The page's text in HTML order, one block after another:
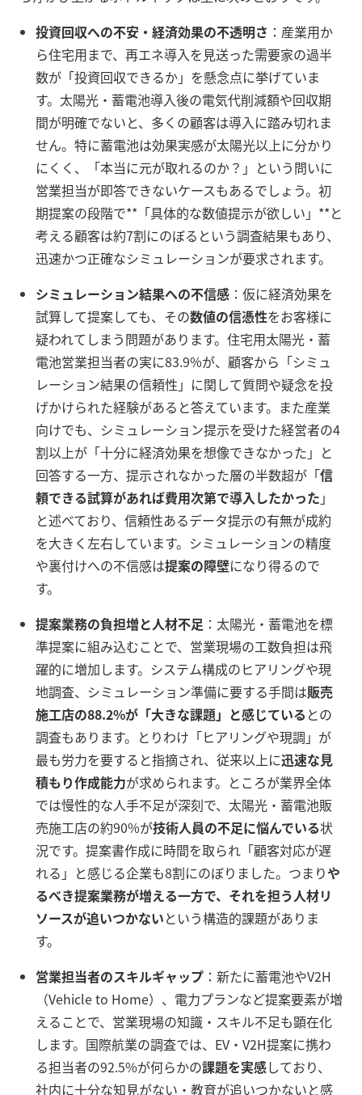
投資回収への不安・経済効果の不透明さ ：産業用か
ら住宅用まで、再エネ導入を見送った需要家の過半
数が「投資回収できるか」を懸念点に挙げていま
す。太陽光・蓄電池導入後の電気代削減額や回収期
間が明確でないと、多くの顧客は導入に踏み切れま
せん。特に蓄電池は効果実感が太陽光以上に分かり
にくく、「本当に元が取れるのか？」という問いに
営業担当が即答できないケースもあるでしょう。初
期提案の段階で**「具体的な数値提示が欲しい」**と
考える顧客は約7割にのぼるという調査結果もあり、
迅速かつ正確なシミュレーションが要求されます。
シミュレーション結果への不信感 ：仮に経済効果を
試算して提案しても、その数値の信憑性をお客様に
疑われてしまう問題があります。住宅用太陽光・蓄
電池営業担当者の実に83.9%が、顧客から「シミュ
レーション結果の信頼性」に関して質問や疑念を投
げかけられた経験があると答えています。また産業
向けでも、シミュレーション提示を受けた経営者の4
割以上が「十分に経済効果を想像できなかった」と
回答する一方、提示されなかった層の半数超が「信
頼できる試算があれば費用次第で導入したかった 」
と述べており、信頼性あるデータ提示の有無が成約
を大きく左右しています。シミュレーションの精度
や裏付けへの不信感は提案の障壁になり得るので
す。
提案業務の負担増と人材不足 ：太陽光・蓄電池を標
準提案に組み込むことで、営業現場の工数負担は飛
躍的に増加します。システム構成のヒアリングや現
地調査、シミュレーション準備に要する手間は販売
施工店の88.2%が「大きな課題」と感じている との
調査もあります。とりわけ「ヒアリングや現調」が
最も労力を要すると指摘され、従来以上に迅速な見
積もり作成能力が求められます。ところが業界全体
では慢性的な人手不足が深刻で、太陽光・蓄電池販
売施工店の約90%が技術人員の不足に悩んでいる状
況です。提案書作成に時間を取られ「顧客対応が遅
れる」と感じる企業も8割にのぼりました。つまりや
るべき提案業務が増える一方で、それを担う人材リ
ソースが追いつかないという構造的課題がありま
す。
営業担当者のスキルギャップ ：新たに蓄電池やV2H
（Vehicle to Home）、電力プランなど提案要素が増
えることで、営業現場の知識・スキル不足も顕在化
します。国際航業の調査では、EV・V2H提案に携わ
る担当者の92.5%が何らかの課題を実感しており、
社内に十分な知見がない・教育が追いつかないと感